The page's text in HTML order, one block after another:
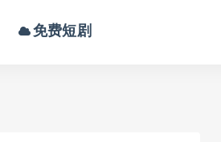
免费短剧